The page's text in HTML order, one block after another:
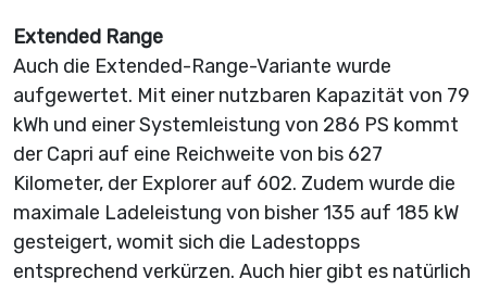
Extended Range
Auch die Extended-Range-Variante wurde
aufgewertet. Mit einer nutzbaren Kapazität von 79
kWh und einer Systemleistung von 286 PS kommt
der Capri auf eine Reichweite von bis 627
Kilometer, der Explorer auf 602. Zudem wurde die
maximale Ladeleistung von bisher 135 auf 185 kW
gesteigert, womit sich die Ladestopps
entsprechend verkürzen. Auch hier gibt es natürlich